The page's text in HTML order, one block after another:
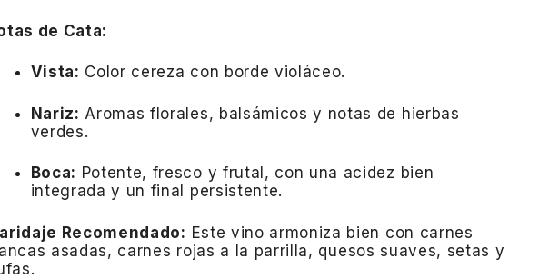
de Cata:
Vista: Color cereza con borde violáceo.
Nariz: Aromas florales, balsámicos y notas de hierbas
verdes.
Boca: Potente, fresco y frutal, con una acidez bien
integrada y un final persistente.
Recomendado: Este vino armoniza bien con carnes
asadas, carnes rojas a la parrilla, quesos suaves, setas y